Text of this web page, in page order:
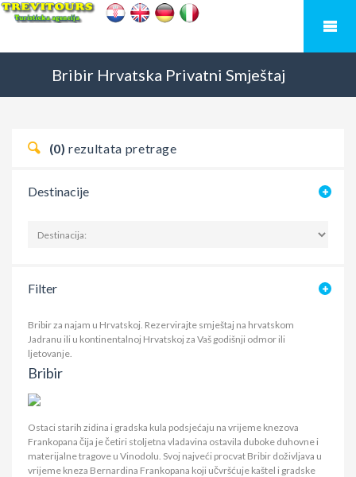
Bribir Hrvatska Privatni Smještaj
(0) rezultata pretrage
Destinacije
Filter
Bribir za najam u Hrvatskoj. Rezervirajte smještaj na hrvatskom
Jadranu ili u kontinentalnoj Hrvatskoj za Vaš godišnji odmor ili
ljetovanje.
Bribir
Ostaci starih zidina i gradska kula podsjećaju na vrijeme knezova
Frankopana čija je četiri stoljetna vladavina ostavila duboke duhovne i
materijalne tragove u Vinodolu. Svoj najveći procvat Bribir doživljava u
vrijeme kneza Bernardina Frankopana koji učvršćuje kaštel i gradske